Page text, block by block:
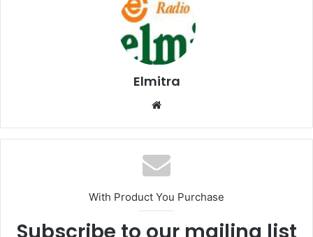
Elmitra
Website
With Product You Purchase